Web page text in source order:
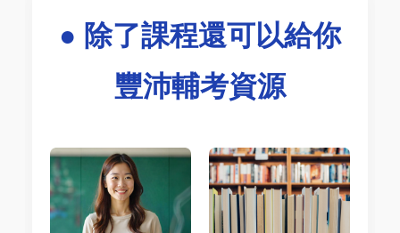
● 除了課程還可以給你
豐沛輔考資源